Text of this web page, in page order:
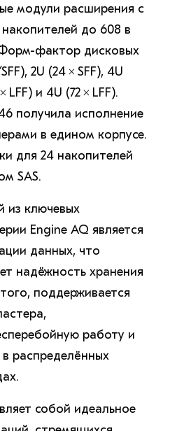
модули расширения с
до 608 в
фактор дисковых
2U (24 × SFF), 4U
LFF) и 4U (72 × LFF).
получила исполнение
в едином корпусе.
для 24 накопителей
SAS.
из ключевых
Engine AQ является
данных, что
надёжность хранения
поддерживается
работу и
распределённых
собой идеальное